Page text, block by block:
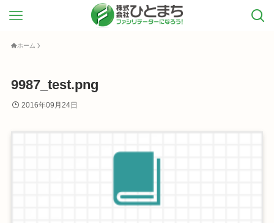
ホーム
9987_test.png
2016年09月24日